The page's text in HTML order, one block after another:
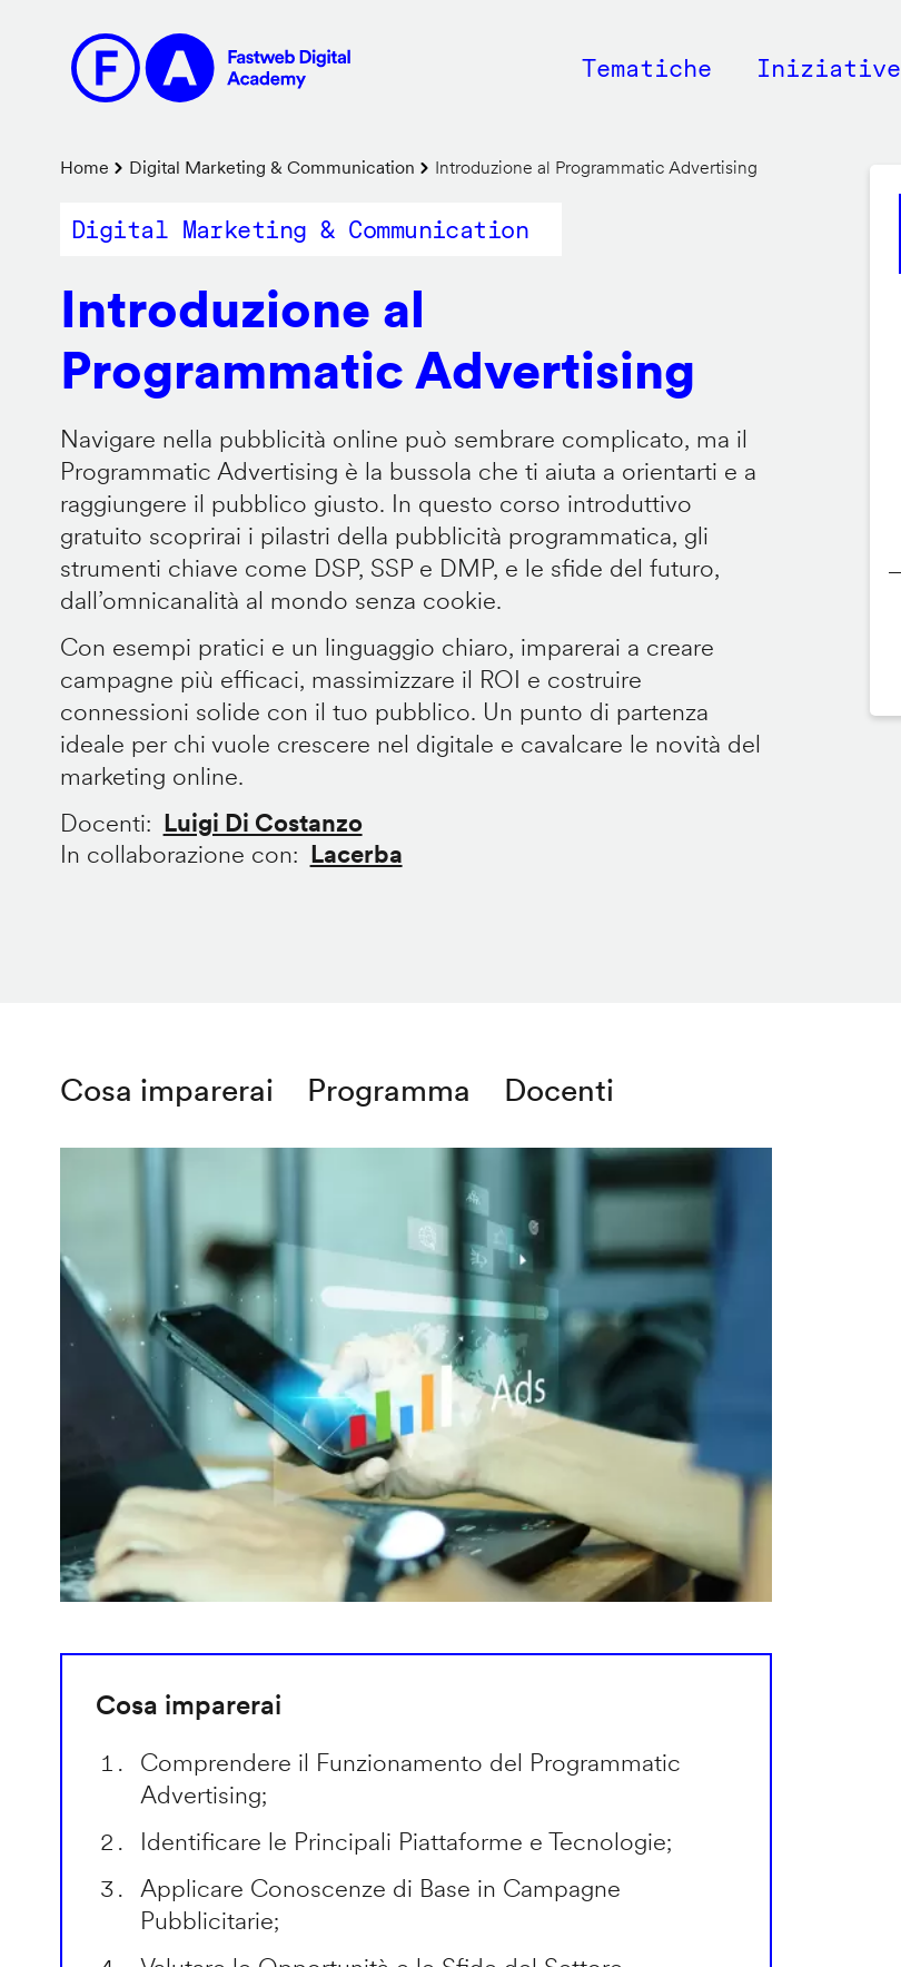
contenuto
principale
Main
Tematiche Iniziative
Briciole
di
Home Digital Marketing & Communication Introduzione al Programmatic Advertising
Digital Marketing & Communication
Introduzione al
Programmatic Advertising
Navigare nella pubblicità online può sembrare complicato, ma il
Programmatic Advertising è la bussola che ti aiuta a orientarti e a
raggiungere il pubblico giusto. In questo corso introduttivo
gratuito scoprirai i pilastri della pubblicità programmatica, gli
strumenti chiave come DSP, SSP e DMP, e le sfide del futuro,
dall’omnicanalità al mondo senza cookie.
Con esempi pratici e un linguaggio chiaro, imparerai a creare
campagne più efficaci, massimizzare il ROI e costruire
connessioni solide con il tuo pubblico. Un punto di partenza
ideale per chi vuole crescere nel digitale e cavalcare le novità del
marketing online.
Docenti
Luigi Di Costanzo
In collaborazione con
Lacerba
Cosa imparerai Programma Docenti
Cosa imparerai
Comprendere il Funzionamento del Programmatic
Advertising;
Identificare le Principali Piattaforme e Tecnologie;
Applicare Conoscenze di Base in Campagne
Pubblicitarie;